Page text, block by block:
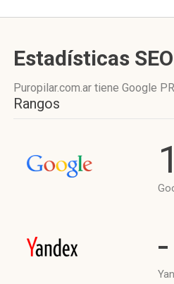
Estadísticas SEO
Puropilar.com.ar tiene Google
Rangos
1
-